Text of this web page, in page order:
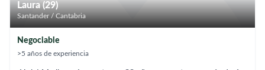
Laura (29)
Santander / Cantabria
Negociable
>5 años de experiencia